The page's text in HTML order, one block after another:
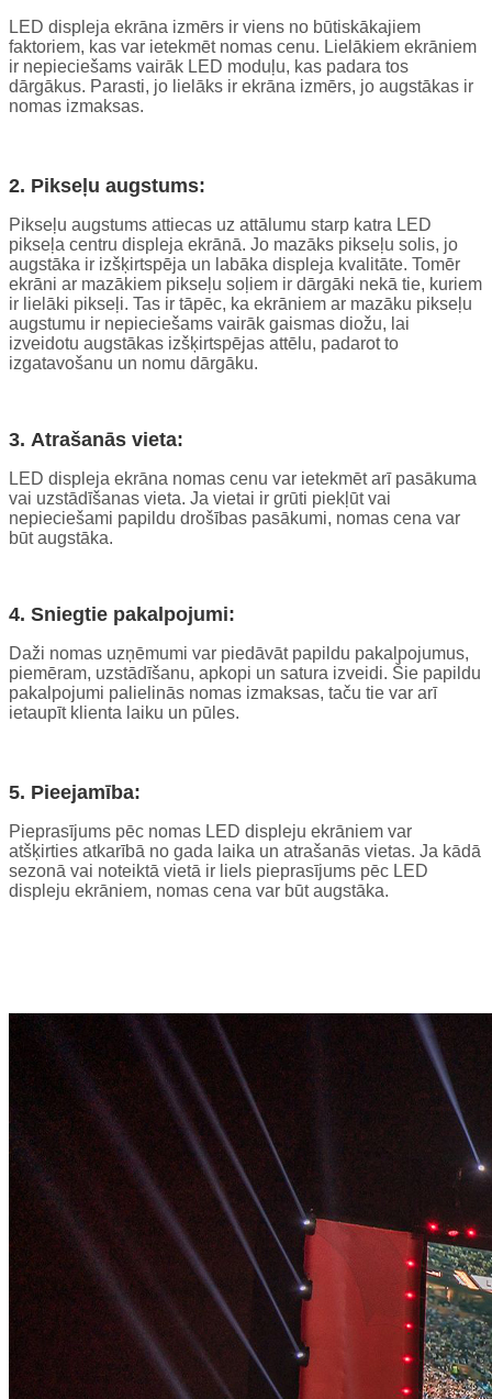
LED displeja ekrāna izmērs ir viens no būtiskākajiem
faktoriem, kas var ietekmēt nomas cenu. Lielākiem ekrāniem
ir nepieciešams vairāk LED moduļu, kas padara tos
dārgākus. Parasti, jo lielāks ir ekrāna izmērs, jo augstākas ir
nomas izmaksas.
2. Pikseļu augstums:
Pikseļu augstums attiecas uz attālumu starp katra LED
pikseļa centru displeja ekrānā. Jo mazāks pikseļu solis, jo
augstāka ir izšķirtspēja un labāka displeja kvalitāte. Tomēr
ekrāni ar mazākiem pikseļu soļiem ir dārgāki nekā tie, kuriem
ir lielāki pikseļi. Tas ir tāpēc, ka ekrāniem ar mazāku pikseļu
augstumu ir nepieciešams vairāk gaismas diožu, lai
izveidotu augstākas izšķirtspējas attēlu, padarot to
izgatavošanu un nomu dārgāku.
3. Atrašanās vieta:
LED displeja ekrāna nomas cenu var ietekmēt arī pasākuma
vai uzstādīšanas vieta. Ja vietai ir grūti piekļūt vai
nepieciešami papildu drošības pasākumi, nomas cena var
būt augstāka.
4. Sniegtie pakalpojumi:
Daži nomas uzņēmumi var piedāvāt papildu pakalpojumus,
piemēram, uzstādīšanu, apkopi un satura izveidi. Šie papildu
pakalpojumi palielinās nomas izmaksas, taču tie var arī
ietaupīt klienta laiku un pūles.
5. Pieejamība:
Pieprasījums pēc nomas LED displeju ekrāniem var
atšķirties atkarībā no gada laika un atrašanās vietas. Ja kādā
sezonā vai noteiktā vietā ir liels pieprasījums pēc LED
displeju ekrāniem, nomas cena var būt augstāka.